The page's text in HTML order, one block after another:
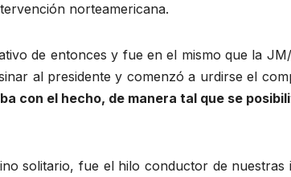
norteamericana.
de entonces y fue en el mismo que la
al presidente y comenzó a urdirse el
con el hecho, de manera tal que se
solitario, fue el hilo conductor de